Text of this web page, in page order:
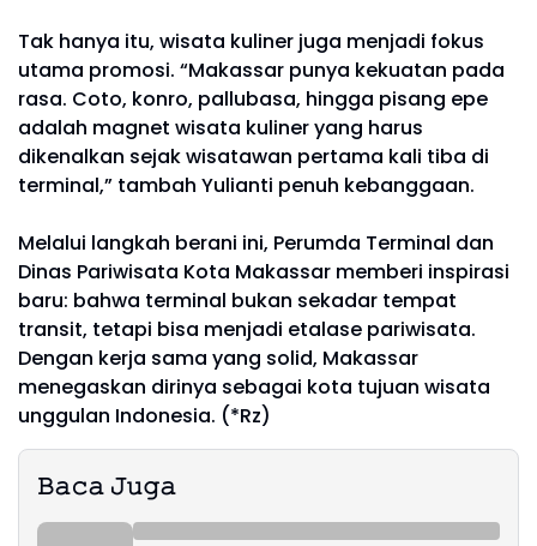
Tak hanya itu, wisata kuliner juga menjadi fokus
utama promosi. “Makassar punya kekuatan pada
rasa. Coto, konro, pallubasa, hingga pisang epe
adalah magnet wisata kuliner yang harus
dikenalkan sejak wisatawan pertama kali tiba di
terminal,” tambah Yulianti penuh kebanggaan.
Melalui langkah berani ini, Perumda Terminal dan
Dinas Pariwisata Kota Makassar memberi inspirasi
baru: bahwa terminal bukan sekadar tempat
transit, tetapi bisa menjadi etalase pariwisata.
Dengan kerja sama yang solid, Makassar
menegaskan dirinya sebagai kota tujuan wisata
unggulan Indonesia. (*Rz)
𝙱𝚊𝚌𝚊 𝙹𝚞𝚐𝚊